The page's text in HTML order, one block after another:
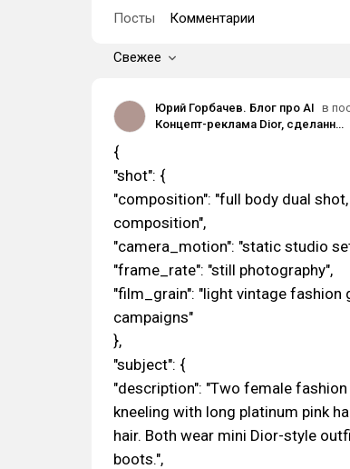
Посты Комментарии
Свежее
Юрий Горбачев. Блог про AI в
Концепт-реклама Dior, сделанная на Nano Banana Pro
{
"shot": {
"composition": "full body dual
composition",
"camera_motion": "static studio
"frame_rate": "still photography",
"film_grain": "light vintage fashion
campaigns"
},
"subject": {
"description": "Two female
kneeling with long platinum pink
hair. Both wear mini Dior-style
boots.",